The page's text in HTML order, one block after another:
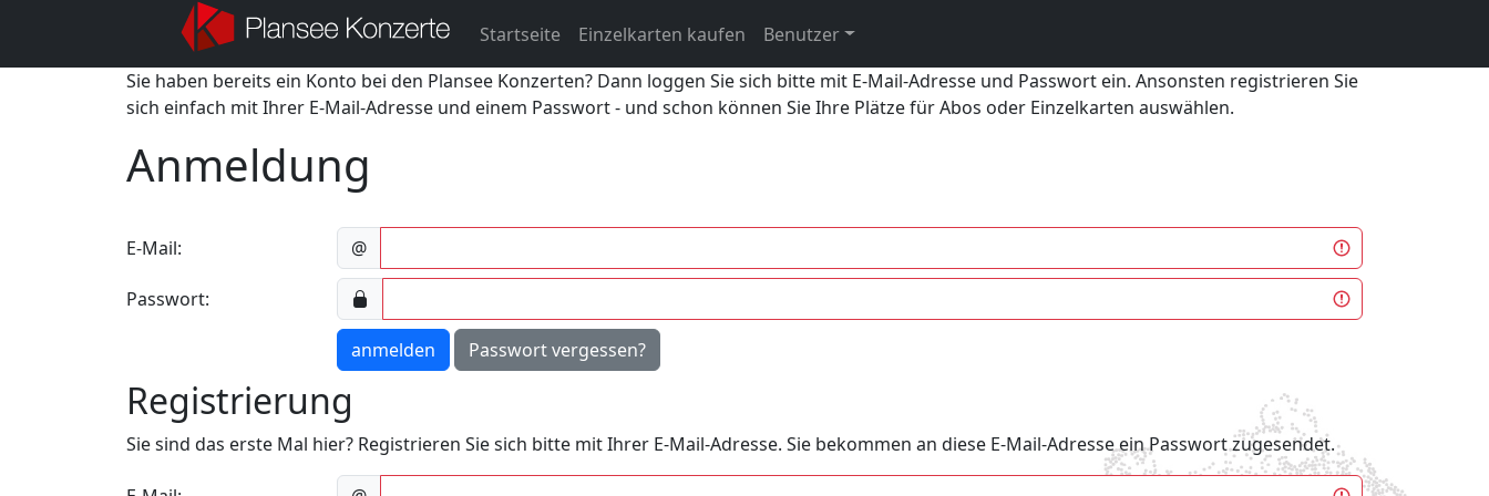
Startseite Einzelkarten kaufen
Benutzer
Sie haben bereits ein Konto bei den Plansee Konzerten? Dann loggen Sie sich bitte mit E-Mail-Adresse und Passwort ein. Ansonsten registrieren Sie
sich einfach mit Ihrer E-Mail-Adresse und einem Passwort - und schon können Sie Ihre Plätze für Abos oder Einzelkarten auswählen.
Anmeldung
E-Mail: @
Passwort:
anmelden Passwort vergessen?
Registrierung
Sie sind das erste Mal hier? Registrieren Sie sich bitte mit Ihrer E-Mail-Adresse. Sie bekommen an diese E-Mail-Adresse ein Passwort zugesendet.